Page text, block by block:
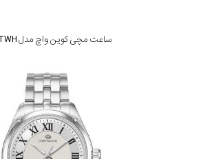
ساعت مچی کوین واچ مدل C171TWH